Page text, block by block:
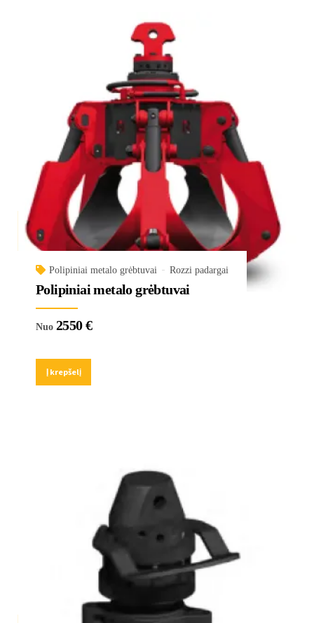
Polipiniai metalo grėbtuvai Rozzi padargai
Polipiniai metalo grėbtuvai
Nuo 2550€
Į krepšelį